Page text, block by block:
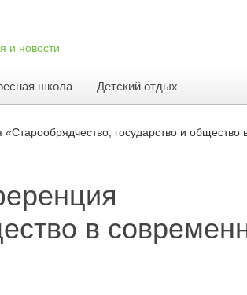
школа Детский отдых
государство и
в